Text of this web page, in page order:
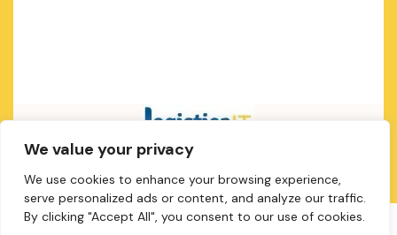
We value your privacy
We use cookies to enhance your browsing experience,
serve personalized ads or content, and analyze our traffic.
By clicking "Accept All", you consent to our use of cookies.